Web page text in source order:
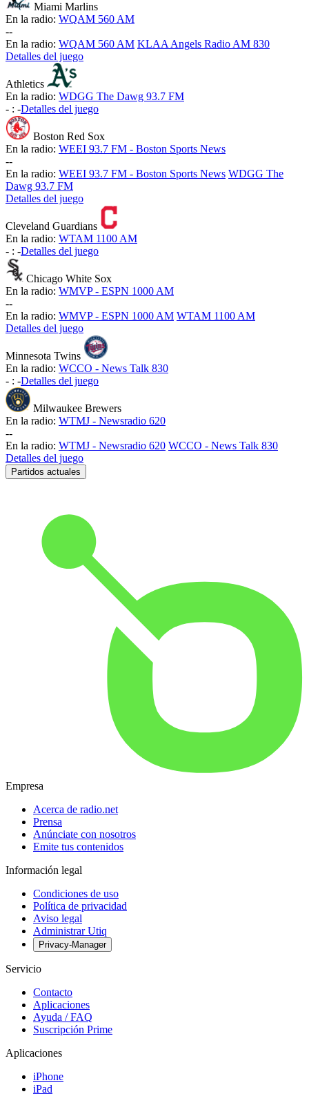
Miami Marlins
En la radio: WQAM 560 AM
--
En la radio: WQAM 560 AM KLAA Angels Radio AM 830
Detalles del juego
Athletics
En la radio: WDGG The Dawg 93.7 FM
- : -Detalles del juego
Boston Red Sox
En la radio: WEEI 93.7 FM - Boston Sports News
--
En la radio: WEEI 93.7 FM - Boston Sports News WDGG The
Dawg 93.7 FM
Detalles del juego
Cleveland Guardians
En la radio: WTAM 1100 AM
- : -Detalles del juego
Chicago White Sox
En la radio: WMVP - ESPN 1000 AM
--
En la radio: WMVP - ESPN 1000 AM WTAM 1100 AM
Detalles del juego
Minnesota Twins
En la radio: WCCO - News Talk 830
- : -Detalles del juego
Milwaukee Brewers
En la radio: WTMJ - Newsradio 620
--
En la radio: WTMJ - Newsradio 620 WCCO - News Talk 830
Detalles del juego
Partidos actuales
Empresa
Acerca de radio.net
Prensa
Anúnciate con nosotros
Emite tus contenidos
Información legal
Condiciones de uso
Política de privacidad
Aviso legal
Administrar Utiq
Privacy-Manager
Servicio
Contacto
Aplicaciones
Ayuda / FAQ
Suscripción Prime
Aplicaciones
iPhone
iPad